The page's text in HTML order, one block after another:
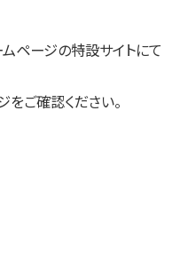
ページの特設サイトにて
ご確認ください。